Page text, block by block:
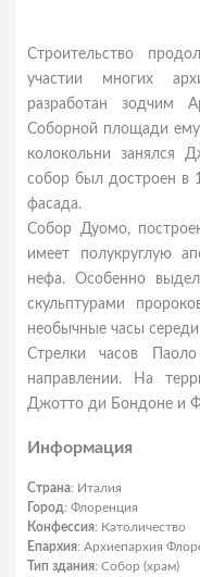
Строительство
участии многих
разработан зодчим
Соборной площади ему
колокольни занялся
собор был достроен в
фасада.
Собор Дуомо,
имеет полукруглую
нефа. Особенно
скульптурами
необычные часы
Стрелки часов
направлении. На
Джотто ди Бондоне и
Информация
Страна: Италия
Город: Флоренция
Конфессия: Католичество
Епархия: Архиепархия
Тип здания: Собор (храм)